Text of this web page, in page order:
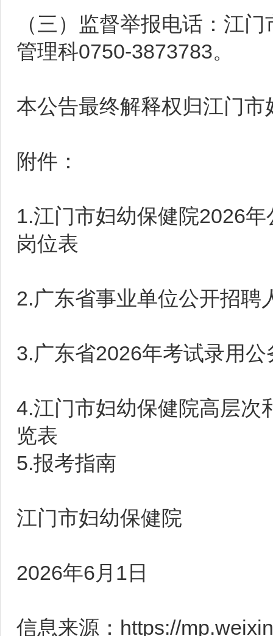
（三）监督举报电话：江
管理科0750-3873783。
本公告最终解释权归江门市
附件：
1.江门市妇幼保健院2026
岗位表
2.广东省事业单位公开招聘
3.广东省2026年考试录用
4.江门市妇幼保健院高层次
览表
5.报考指南
江门市妇幼保健院
2026年6月1日
信息来源：https://